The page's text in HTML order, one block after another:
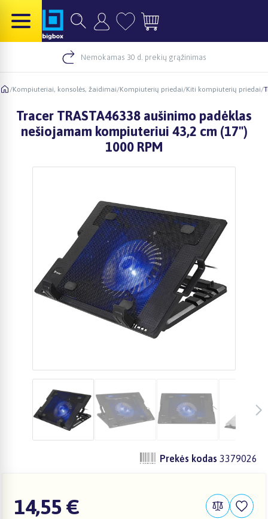
Nemokamas 30 d. prekių grąžinimas
/Kompiuteriai, konsolės, žaidimai/Kompiuterių priedai/Kiti kompiuterių priedai/
Tracer TRASTA46338 aušinimo padėklas
nešiojamam kompiuteriui 43,2 cm (17")
1000 RPM
Prekės kodas 3379026
14,55 €